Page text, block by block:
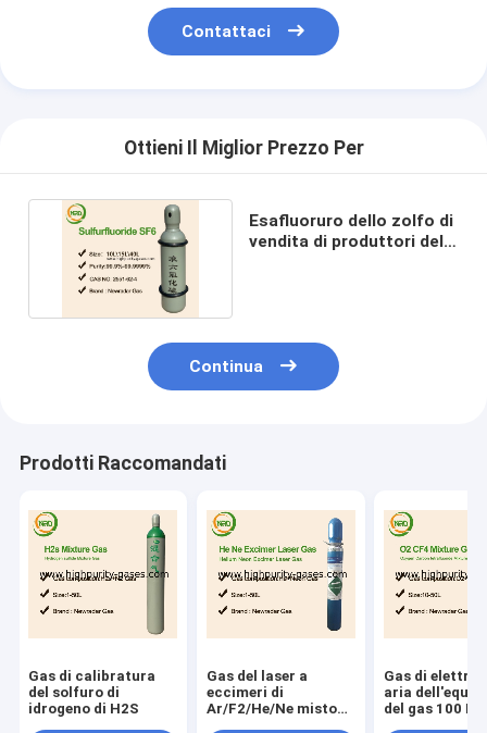
Contattaci
Ottieni Il Miglior Prezzo Per
Esafluoruro dello zolfo di
vendita di produttori della
Continua
Prodotti Raccomandati
Gas di calibratura
del solfuro di
idrogeno di H2S
Gas del laser a
eccimeri di
Ar/F2/He/Ne misto
Gas di
aria
del gas 100